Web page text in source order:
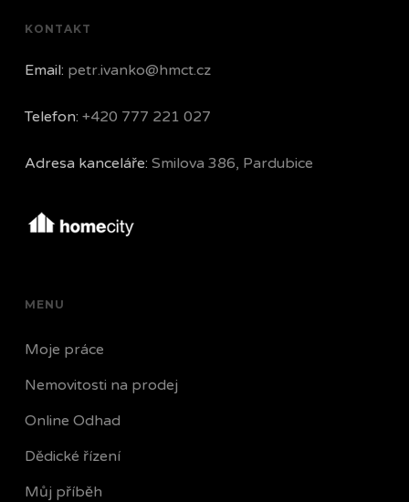
KONTAKT
Email: petr.ivanko@hmct.cz
Telefon: +420 777 221 027
Adresa kanceláře: Smilova 386, Pardubice
MENU
Moje práce
Nemovitosti na prodej
Online Odhad
Dědické řízení
Můj příběh